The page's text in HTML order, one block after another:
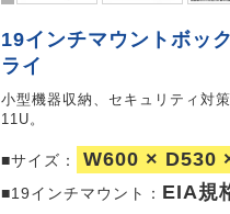
19インチマウントボッ
ライ
小型機器収納、セキュリティ対
11U。
■サイズ： W600 × D530
■19インチマウント： EIA規